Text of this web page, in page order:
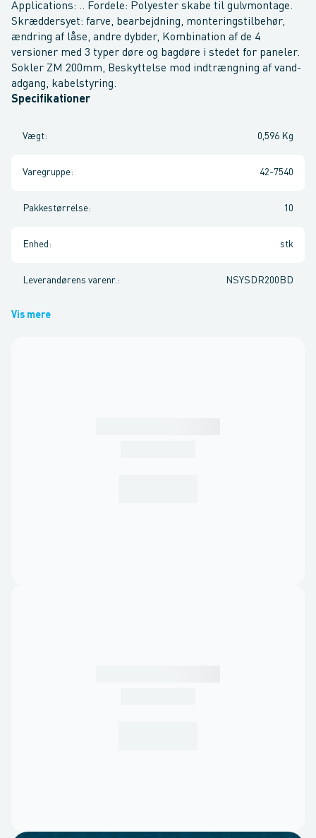
Applications: .. Fordele: Polyester skabe til gulvmontage.
Skræddersyet: farve, bearbejdning, monteringstilbehør,
ændring af låse, andre dybder, Kombination af de 4
versioner med 3 typer døre og bagdøre i stedet for paneler.
Sokler ZM 200mm, Beskyttelse mod indtrængning af vand-
adgang, kabelstyring.
Specifikationer
Vægt: 0,596 Kg
Varegruppe: 42-7540
Pakkestørrelse: 10
Enhed : stk
Leverandørens varenr. : NSYSDR200BD
Vis mere